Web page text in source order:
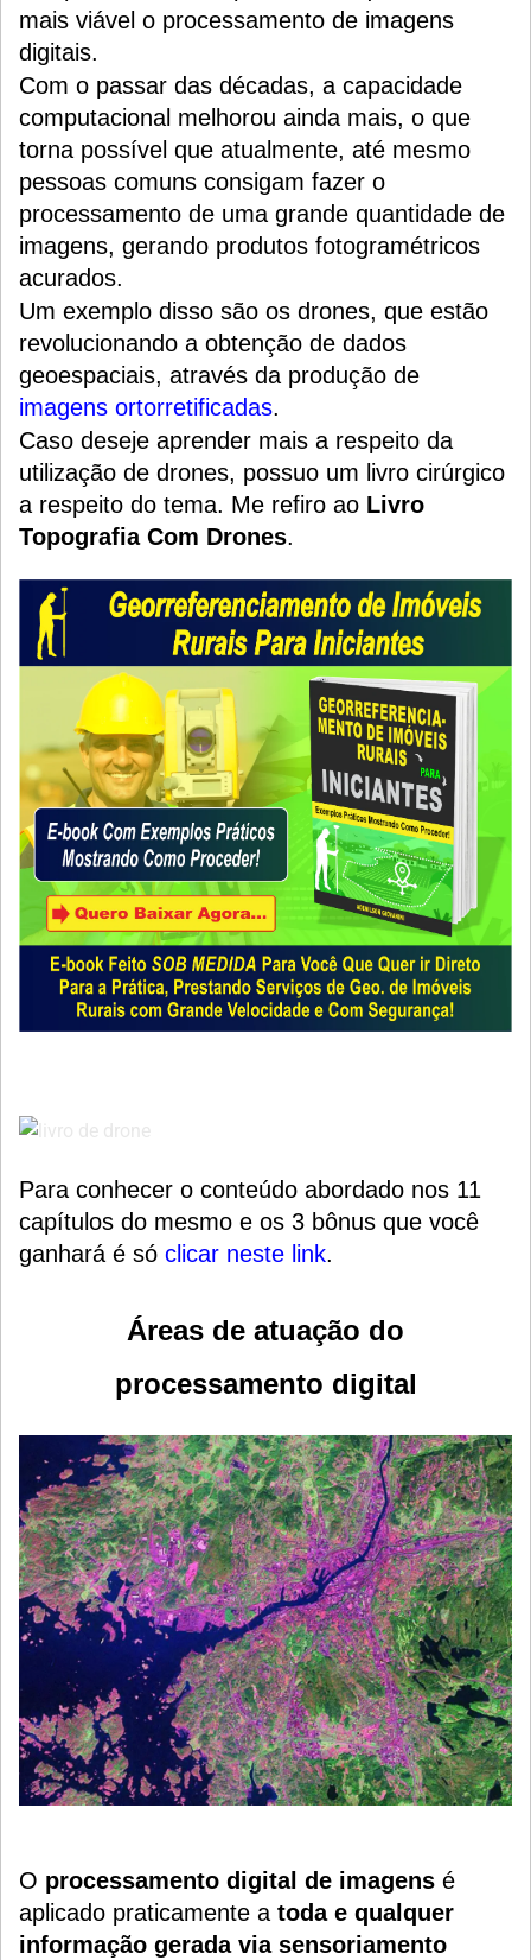
mais viável o processamento de imagens
digitais.
Com o passar das décadas, a capacidade
computacional melhorou ainda mais, o que
torna possível que atualmente, até mesmo
pessoas comuns consigam fazer o
processamento de uma grande quantidade de
imagens, gerando produtos fotogramétricos
acurados.
Um exemplo disso são os drones, que estão
revolucionando a obtenção de dados
geoespaciais, através da produção de
imagens ortorretificadas.
Caso deseje aprender mais a respeito da
utilização de drones, possuo um livro cirúrgico
a respeito do tema. Me refiro ao Livro
Topografia Com Drones.
Para conhecer o conteúdo abordado nos 11
capítulos do mesmo e os 3 bônus que você
ganhará é só clicar neste link.
Áreas de atuação do
processamento digital
O processamento digital de imagens é
aplicado praticamente a toda e qualquer
informação gerada via sensoriamento